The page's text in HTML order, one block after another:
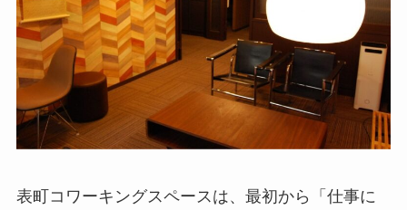
表町コワーキングスペースは、最初から「仕事に